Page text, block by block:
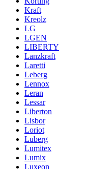
Kraft
Kreolz
LG
LGEN
LIBERTY
Lanzkraft
Laretti
Leberg
Lennox
Leran
Lessar
Liberton
Lisbor
Loriot
Luberg
Lumitex
Lumix
Luxeon